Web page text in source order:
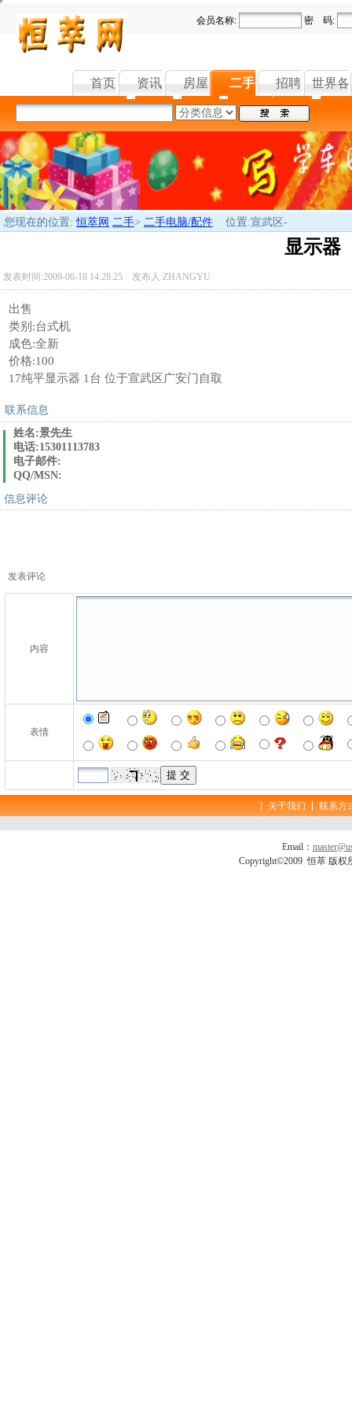
会员名称: 密 码:
首页 资讯 房屋 二手 招聘 世界各
您现在的位置:恒萃网 二手> 二手电脑/配件 位置:宣武区-
显示器
发表时间:2009-06-18 14:28:25 发布人:ZHANGYU
出售
类别:台式机
成色:全新
价格:100
17纯平显示器 1台 位于宣武区广安门自取
联系信息
姓名:景先生
电话:15301113783
电子邮件:
QQ/MSN:
信息评论
发表评论
内容
表情
关于我们 联系方
Email：
Copyright©2009 恒萃 版权